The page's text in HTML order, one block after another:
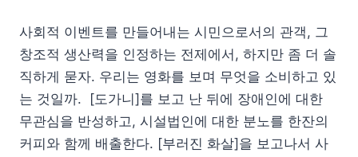
사회적 이벤트를 만들어내는 시민으로서의 관객, 그
창조적 생산력을 인정하는 전제에서, 하지만 좀 더 솔
직하게 묻자. 우리는 영화를 보며 무엇을 소비하고 있
는 것일까. [도가니]를 보고 난 뒤에 장애인에 대한
무관심을 반성하고, 시설법인에 대한 분노를 한잔의
커피와 함께 배출한다. [부러진 화살]을 보고나서 사